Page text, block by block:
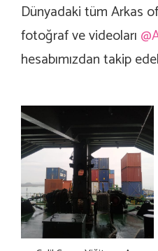
Dünyadaki tüm Arkas
fotoğraf ve videoları
hesabımızdan takip